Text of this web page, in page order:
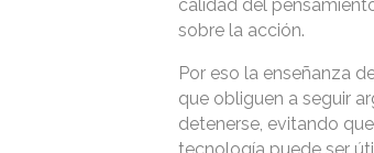
calidad del
sobre la acción.
Por eso la enseñanza
que obliguen a seguir
detenerse, evitando